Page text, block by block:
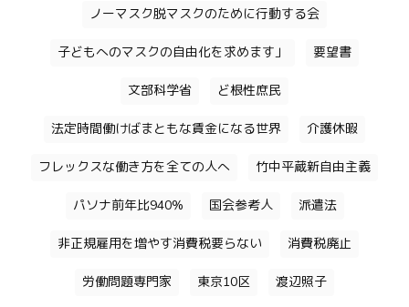
ノーマスク脱マスクのために行動する会
子どもへのマスクの自由化を求めます」 要望書
文部科学省 ど根性庶民
法定時間働けばまともな賃金になる世界 介護休暇
フレックスな働き方を全ての人へ 竹中平蔵新自由主義
パソナ前年比940% 国会参考人 派遣法
非正規雇用を増やす消費税要らない 消費税廃止
労働問題専門家 東京10区 渡辺照子